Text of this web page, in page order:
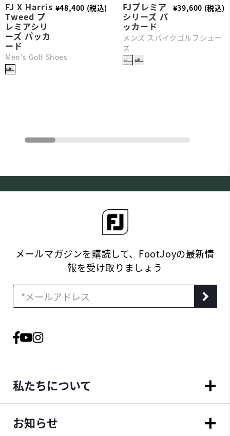
FJ X Harris
Tweed プ
レミアシリ
ーズ パッカ
ード
Men's Golf Shoes
¥48,400 (税込)
FJプレミア
シリーズ パ
ッカード
メンズ スパイクゴルフシュー
ズ
¥39,600 (税込)
メールマガジンを購読して、FootJoyの最新情
報を受け取りましょう
私たちについて
お知らせ